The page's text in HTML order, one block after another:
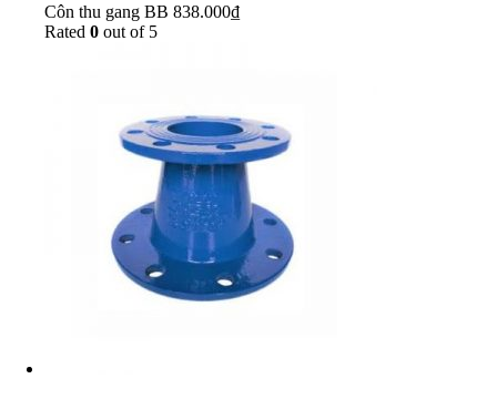
Côn thu gang BB 838.000₫
Rated 0 out of 5